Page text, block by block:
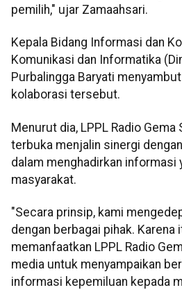
pemilih," ujar Zamaahsari.
Kepala Bidang Informasi dan
Komunikasi dan Informatika
Purbalingga Baryati
kolaborasi tersebut.
Menurut dia, LPPL Radio
terbuka menjalin sinergi
dalam menghadirkan informasi
masyarakat.
"Secara prinsip, kami
dengan berbagai pihak. Karena
memanfaatkan LPPL Radio
media untuk menyampaikan
informasi kepemiluan kepada